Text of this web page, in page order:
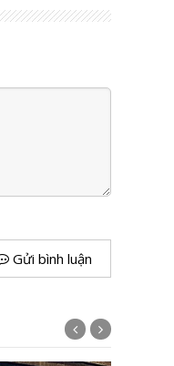
Gửi bình luận